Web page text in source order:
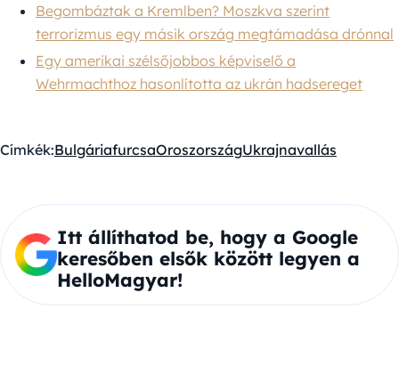
Begombáztak a Kremlben? Moszkva szerint
terrorizmus egy másik ország megtámadása drónnal
Egy amerikai szélsőjobbos képviselő a
Wehrmachthoz hasonlította az ukrán hadsereget
Címkék:BulgáriafurcsaOroszországUkrajnavallás
Itt állíthatod be, hogy a Google
keresőben elsők között legyen a
HelloMagyar!